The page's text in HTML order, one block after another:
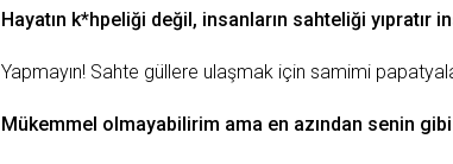
Hayatın k*hpeliği değil, insanların sahteliği yıpratır
Yapmayın! Sahte güllere ulaşmak için samimi
Mükemmel olmayabilirim ama en azından senin